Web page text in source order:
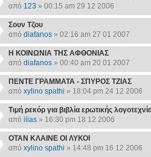
από 123 » 00:15 am 29 12 2006
Σουν Τζου
από diafanos» 02:16 am 27 01 2007
Η ΚΟΙΝΩΝΙΑ ΤΗΣ ΑΦΘΟΝΙΑΣ
από diafanos» 00:40 am 20 01 2007
ΠΕΝΤΕ ΓΡΑΜΜΑΤΑ - ΣΠΥΡΟΣ ΤΖΙΑΣ
από xylino spathi » 18:04 pm 24 12 2006
Τιμή ρεκόρ για βιβλία ερωτικής
από ilias» 16:30 pm 18 12 2006
ΟΤΑΝ ΚΛΑΙΝΕ ΟΙ ΛΥΚΟΙ
από xylino spathi » 14:48 pm 16 12 2006